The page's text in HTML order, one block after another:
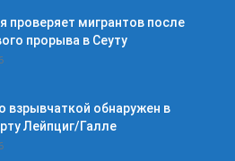
проверяет мигрантов после
прорыва в Сеуту
взрывчаткой обнаружен в
Лейпциг/Галле